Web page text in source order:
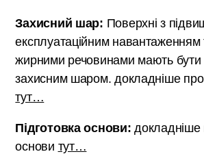
Захисний шар: Поверхні з
експлуатаційним навантаженням
жирними речовинами мають бути
захисним шаром. докладніше
тут…
Підготовка основи:докладніше
основи тут…